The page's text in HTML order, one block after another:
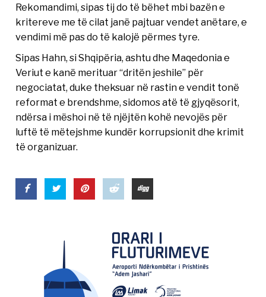
Rekomandimi, sipas tij do të bëhet mbi bazën e
kritereve me të cilat janë pajtuar vendet anëtare, e
vendimi më pas do të kalojë përmes tyre.
Sipas Hahn, si Shqipëria, ashtu dhe Maqedonia e
Veriut e kanë merituar “dritën jeshile” për
negociatat, duke theksuar në rastin e vendit tonë
reformat e brendshme, sidomos atë të gjyqësorit,
ndërsa i mëshoi në të njëjtën kohë nevojës për
luftë të mëtejshme kundër korrupsionit dhe krimit
të organizuar.